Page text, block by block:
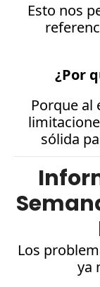
Esto nos
¿Por
Porque al
sólida
Los
ya